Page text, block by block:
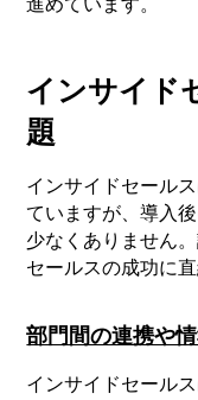
インサイド
題
インサイドセール
ていますが、導入
少なくありません
セールスの成功に直
部門間の連携や
インサイドセール